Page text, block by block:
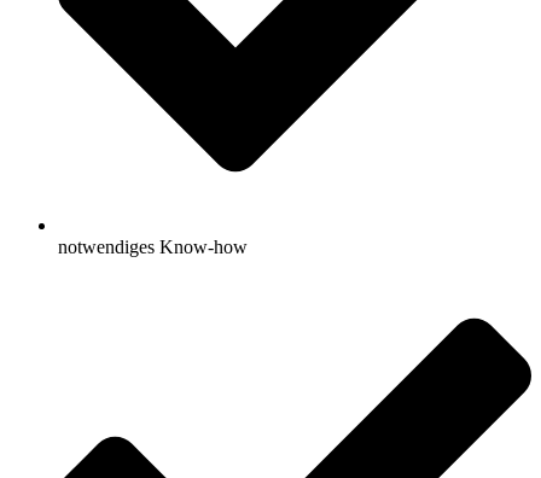
notwendiges Know-how